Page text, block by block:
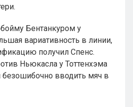
Бентанкуром у
вариативность в линии,
получил Спенс.
Ньюкасла у Тоттенхэма
безошибочно вводить мяч в